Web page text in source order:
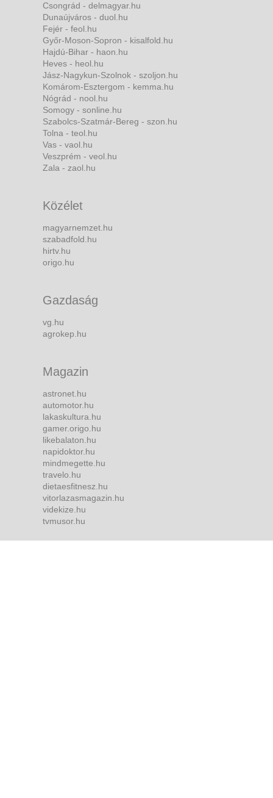
Csongrád - delmagyar.hu
Dunaújváros - duol.hu
Fejér - feol.hu
Győr-Moson-Sopron - kisalfold.hu
Hajdú-Bihar - haon.hu
Heves - heol.hu
Jász-Nagykun-Szolnok - szoljon.hu
Komárom-Esztergom - kemma.hu
Nógrád - nool.hu
Somogy - sonline.hu
Szabolcs-Szatmár-Bereg - szon.hu
Tolna - teol.hu
Vas - vaol.hu
Veszprém - veol.hu
Zala - zaol.hu
Közélet
magyarnemzet.hu
szabadfold.hu
hirtv.hu
origo.hu
Gazdaság
vg.hu
agrokep.hu
Magazin
astronet.hu
automotor.hu
lakaskultura.hu
gamer.origo.hu
likebalaton.hu
napidoktor.hu
mindmegette.hu
travelo.hu
dietaesfitnesz.hu
vitorlazasmagazin.hu
videkize.hu
tvmusor.hu